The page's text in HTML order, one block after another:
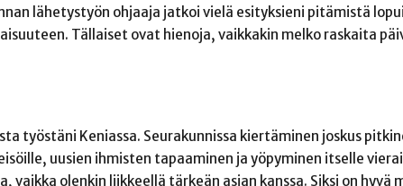
lähetystyön ohjaaja jatkoi vielä esityksieni pitämistä
Tällaiset ovat hienoja, vaikkakin melko raskaita
työstäni Keniassa. Seurakunnissa kiertäminen joskus
uusien ihmisten tapaaminen ja yöpyminen itselle
vaikka olenkin liikkeellä tärkeän asian kanssa. Siksi on hyvä